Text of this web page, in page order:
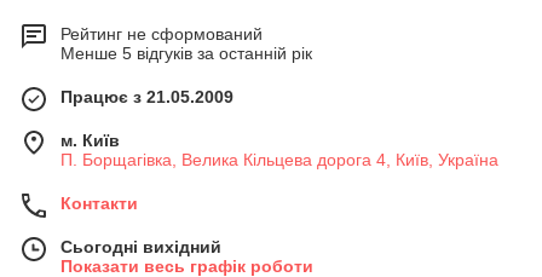
Рейтинг не сформований
Менше 5 відгуків за останній рік
Працює з 21.05.2009
м. Київ
П. Борщагівка, Велика Кільцева дорога 4, Київ, Україна
Контакти
Сьогодні вихідний
Показати весь графік роботи